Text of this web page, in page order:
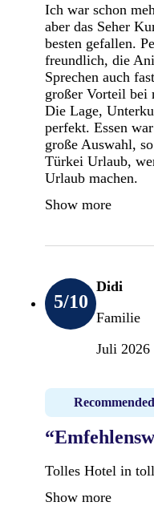
Ich war schon
aber das Seher
besten gefallen.
freundlich, die
Sprechen auch
großer Vorteil bei
Die Lage,
perfekt. Essen
große Auswahl,
Türkei Urlaub,
Urlaub machen.
Show more
5/10
Didi
Familie
Juli 2026
Recommended
Tolles Hotel in
Show more